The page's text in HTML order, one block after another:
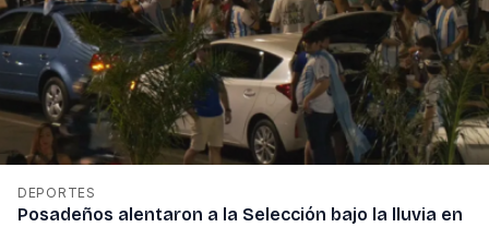
DEPORTES
Posadeños alentaron a la Selección bajo la lluvia en